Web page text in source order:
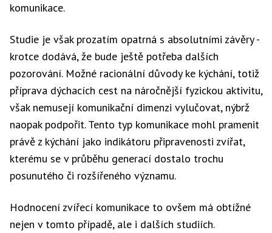
komunikace.
Studie je však prozatím opatrná s absolutními závěry -
krotce dodává, že bude ještě potřeba dalších
pozorování. Možné racionální důvody ke kýchání, totiž
příprava dýchacích cest na náročnější fyzickou aktivitu,
však nemusejí komunikační dimenzi vylučovat, nýbrž
naopak podpořit. Tento typ komunikace mohl pramenit
právě z kýchání jako indikátoru připravenosti zvířat,
kterému se v průběhu generací dostalo trochu
posunutého či rozšířeného významu.
Hodnocení zvířecí komunikace to ovšem má obtížné
nejen v tomto případě, ale i dalších studiích.